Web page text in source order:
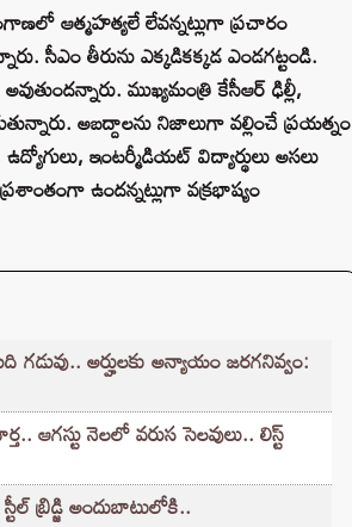
ఆత్మహత్యలే లేవన్నట్లుగా ప్రచారం
సీఎం తీరును ఎక్కడికక్కడ ఎండగట్టండి.
ముఖ్యమంత్రి కేసీఆర్ ఢిల్లీ,
అబద్దాలను నిజాలుగా వల్లించే ప్రయత్నం
ఉద్యోగులు, ఇంటర్మీడియట్ విద్యార్థులు అసలు
ఉందన్నట్లుగా వక్రభాష్యం
అర్హులకు అన్యాయం జరగనివ్వం:
ఆగస్టు నెలలో వరుస సెలవులు.. లిస్ట్
బ్రిడ్జి అందుబాటులోకి..